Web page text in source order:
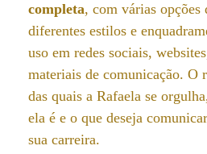
completa, com várias opções
diferentes estilos e
uso em redes sociais,
materiais de comunicação. O
das quais a Rafaela se
ela é e o que deseja
sua carreira.